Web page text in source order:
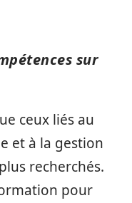
sur
ceux liés au
et à la gestion
recherchés.
pour